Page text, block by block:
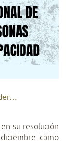
su resolución
como